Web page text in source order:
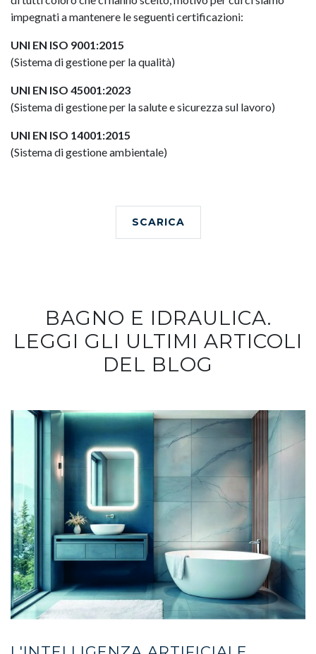
impegnati a mantenere le seguenti certificazioni:
UNI EN ISO 9001:2015
(Sistema di gestione per la qualità)
UNI EN ISO 45001:2023
(Sistema di gestione per la salute e sicurezza sul lavoro)
UNI EN ISO 14001:2015
(Sistema di gestione ambientale)
SCARICA
BAGNO E IDRAULICA.
LEGGI GLI ULTIMI ARTICOLI
DEL BLOG